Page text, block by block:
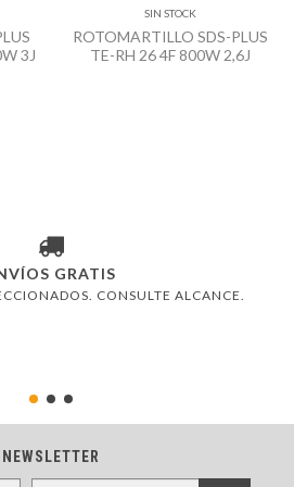
3J
SIN STOCK
ROTOMARTILLO SDS-PLUS
TE-RH 26 4F 800W 2,6J
GRATIS
CONSULTE ALCANCE.
NEWSLETTER